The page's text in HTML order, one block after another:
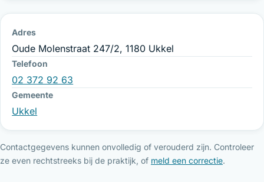
Adres
Oude Molenstraat 247/2, 1180 Ukkel
Telefoon
02 372 92 63
Gemeente
Ukkel
Contactgegevens kunnen onvolledig of verouderd zijn. Controleer
ze even rechtstreeks bij de praktijk, of meld een correctie.